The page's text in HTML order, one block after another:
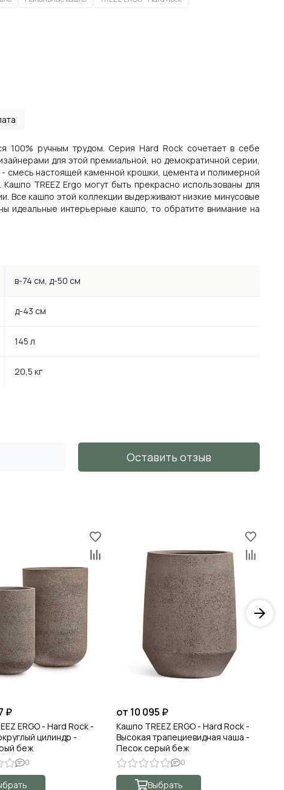
100% ручным трудом. Серия Hard Rock сочетает в себе
для этой премиальной, но демократичной серии,
настоящей каменной крошки, цемента и полимерной
TREEZ Ergo могут быть прекрасно использованы для
Все кашпо этой коллекции выдерживают низкие минусовые
идеальные интерьерные кашпо, то обратите внимание на
в-74 см, д-50 см
д-43 см
145 л
20,5 кг
Оставить отзыв
₽
ERGO - Hard Rock -
цилиндр -
беж
0
от 10 095 ₽
Кашпо TREEZ ERGO - Hard Rock -
Высокая трапециевидная чаша -
Песок серый беж
0
Выбрать